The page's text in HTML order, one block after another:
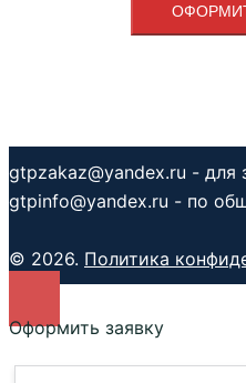
gtpzakaz@yandex.ru - для
gtpinfo@yandex.ru - по
© 2026. Политика
Оформить заявку